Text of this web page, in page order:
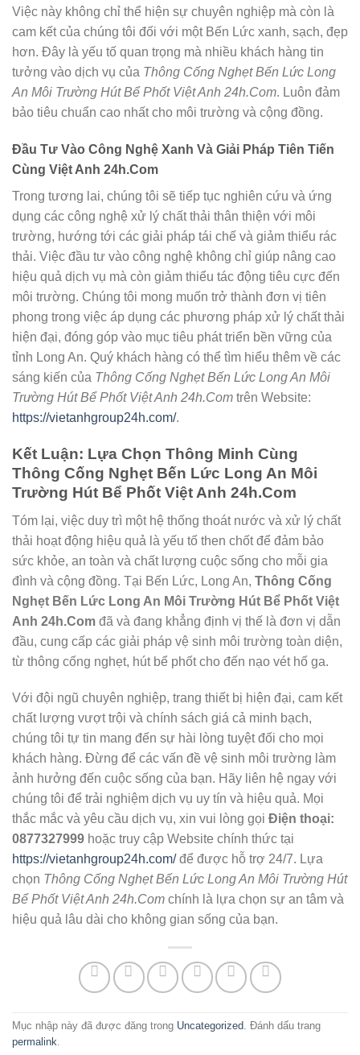
Việc này không chỉ thể hiện sự chuyên nghiệp mà còn là
cam kết của chúng tôi đối với một Bến Lức xanh, sạch, đẹp
hơn. Đây là yếu tố quan trọng mà nhiều khách hàng tin
tưởng vào dịch vụ của Thông Cống Nghẹt Bến Lức Long
An Môi Trường Hút Bể Phốt Việt Anh 24h.Com. Luôn đảm
bảo tiêu chuẩn cao nhất cho môi trường và cộng đồng.
Đầu Tư Vào Công Nghệ Xanh Và Giải Pháp Tiên Tiến
Cùng Việt Anh 24h.Com
Trong tương lai, chúng tôi sẽ tiếp tục nghiên cứu và ứng
dụng các công nghệ xử lý chất thải thân thiện với môi
trường, hướng tới các giải pháp tái chế và giảm thiểu rác
thải. Việc đầu tư vào công nghệ không chỉ giúp nâng cao
hiệu quả dịch vụ mà còn giảm thiểu tác động tiêu cực đến
môi trường. Chúng tôi mong muốn trở thành đơn vị tiên
phong trong việc áp dụng các phương pháp xử lý chất thải
hiện đại, đóng góp vào mục tiêu phát triển bền vững của
tỉnh Long An. Quý khách hàng có thể tìm hiểu thêm về các
sáng kiến của Thông Cống Nghẹt Bến Lức Long An Môi
Trường Hút Bể Phốt Việt Anh 24h.Com trên Website:
https://vietanhgroup24h.com/.
Kết Luận: Lựa Chọn Thông Minh Cùng
Thông Cống Nghẹt Bến Lức Long An Môi
Trường Hút Bể Phốt Việt Anh 24h.Com
Tóm lại, việc duy trì một hệ thống thoát nước và xử lý chất
thải hoạt động hiệu quả là yếu tố then chốt để đảm bảo
sức khỏe, an toàn và chất lượng cuộc sống cho mỗi gia
đình và cộng đồng. Tại Bến Lức, Long An, Thông Cống
Nghẹt Bến Lức Long An Môi Trường Hút Bể Phốt Việt
Anh 24h.Com đã và đang khẳng định vị thế là đơn vị dẫn
đầu, cung cấp các giải pháp vệ sinh môi trường toàn diện,
từ thông cống nghẹt, hút bể phốt cho đến nạo vét hố ga.
Với đội ngũ chuyên nghiệp, trang thiết bị hiện đại, cam kết
chất lượng vượt trội và chính sách giá cả minh bạch,
chúng tôi tự tin mang đến sự hài lòng tuyệt đối cho mọi
khách hàng. Đừng để các vấn đề vệ sinh môi trường làm
ảnh hưởng đến cuộc sống của bạn. Hãy liên hệ ngay với
chúng tôi để trải nghiệm dịch vụ uy tín và hiệu quả. Mọi
thắc mắc và yêu cầu dịch vụ, xin vui lòng gọi Điện thoại:
0877327999 hoặc truy cập Website chính thức tại
https://vietanhgroup24h.com/để được hỗ trợ 24/7. Lựa
chọn Thông Cống Nghẹt Bến Lức Long An Môi Trường Hút
Bể Phốt Việt Anh 24h.Com chính là lựa chọn sự an tâm và
hiệu quả lâu dài cho không gian sống của bạn.
Mục nhập này đã được đăng trong Uncategorized. Đánh dấu trang
permalink.